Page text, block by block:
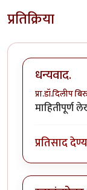
प्रतिक्रिया
धन्यवाद.
प्रा.डॉ.दिलीप
माहितीपूर्ण
प्रतिसाद